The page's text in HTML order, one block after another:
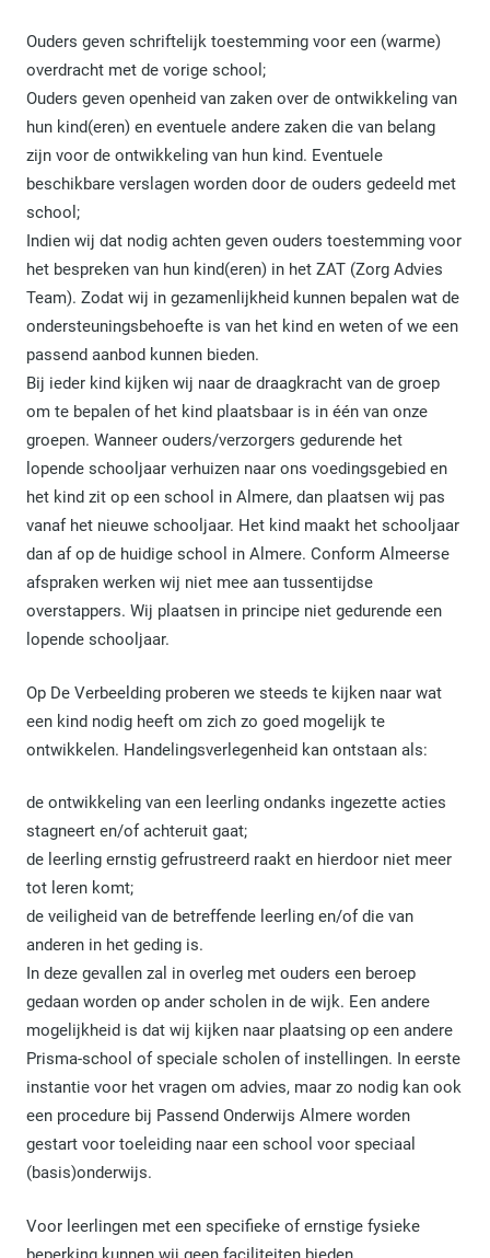
Ouders geven schriftelijk toestemming voor een (warme)
overdracht met de vorige school;
Ouders geven openheid van zaken over de ontwikkeling van
hun kind(eren) en eventuele andere zaken die van belang
zijn voor de ontwikkeling van hun kind. Eventuele
beschikbare verslagen worden door de ouders gedeeld met
school;
Indien wij dat nodig achten geven ouders toestemming voor
het bespreken van hun kind(eren) in het ZAT (Zorg Advies
Team). Zodat wij in gezamenlijkheid kunnen bepalen wat de
ondersteuningsbehoefte is van het kind en weten of we een
passend aanbod kunnen bieden.
Bij ieder kind kijken wij naar de draagkracht van de groep
om te bepalen of het kind plaatsbaar is in één van onze
groepen. Wanneer ouders/verzorgers gedurende het
lopende schooljaar verhuizen naar ons voedingsgebied en
het kind zit op een school in Almere, dan plaatsen wij pas
vanaf het nieuwe schooljaar. Het kind maakt het schooljaar
dan af op de huidige school in Almere. Conform Almeerse
afspraken werken wij niet mee aan tussentijdse
overstappers. Wij plaatsen in principe niet gedurende een
lopende schooljaar.
Op De Verbeelding proberen we steeds te kijken naar wat
een kind nodig heeft om zich zo goed mogelijk te
ontwikkelen. Handelingsverlegenheid kan ontstaan als:
de ontwikkeling van een leerling ondanks ingezette acties
stagneert en/of achteruit gaat;
de leerling ernstig gefrustreerd raakt en hierdoor niet meer
tot leren komt;
de veiligheid van de betreffende leerling en/of die van
anderen in het geding is.
In deze gevallen zal in overleg met ouders een beroep
gedaan worden op ander scholen in de wijk. Een andere
mogelijkheid is dat wij kijken naar plaatsing op een andere
Prisma-school of speciale scholen of instellingen. In eerste
instantie voor het vragen om advies, maar zo nodig kan ook
een procedure bij Passend Onderwijs Almere worden
gestart voor toeleiding naar een school voor speciaal
(basis)onderwijs.
Voor leerlingen met een specifieke of ernstige fysieke